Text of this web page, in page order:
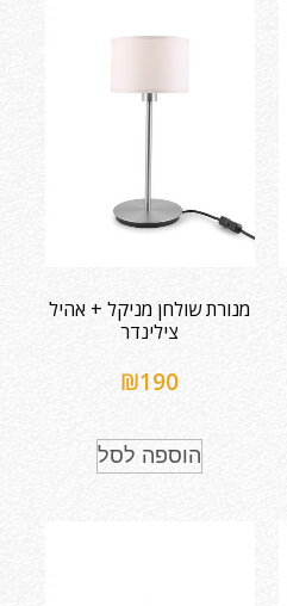
מנורת שולחן מניקל + אהיל
צילינדר
₪190
הוספה לסל